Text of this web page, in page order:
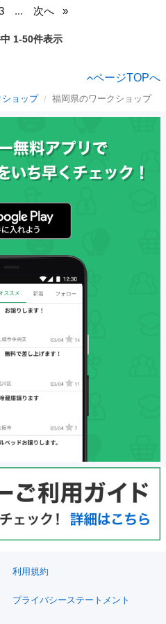
... 次へ
1-50件表示
ページTOPへ
ショップ 福岡県のワークショップ
利用規約
プライバシーステートメント